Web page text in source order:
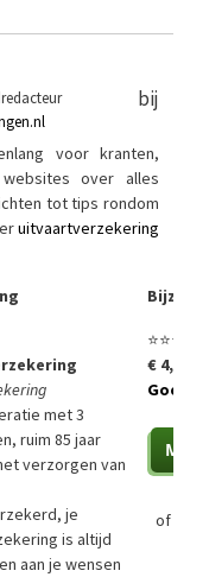
bij
voor kranten,
over alles
tot tips rondom
uitvaartverzekering
met 3
ruim 85 jaar
verzorgen van
je
is altijd
aan je wensen
⭐⭐⭐⭐⭐
€ 4,99
of